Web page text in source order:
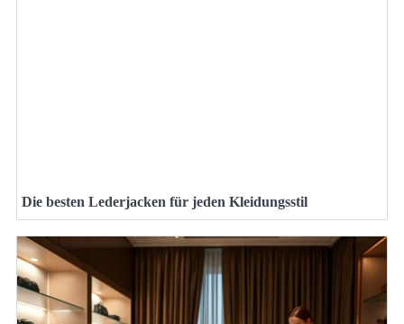
Die besten Lederjacken für jeden Kleidungsstil